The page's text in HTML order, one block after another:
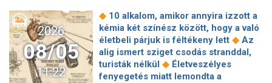
előzeteséhez, amit konkrétan a
Netflixen lehet majd megnézni ◆
Zsigmond Angi: Azóta sem volt
senkim◆A Sziget szervezői óva
intenek mindenkit attól, hogy az
alacsony vízállást kihasználva
minden pasinak be kell tartania, aki
Jennifer Lopezzel akar randizni ◆ Így
él Krug Emília, egy kis faluban talált
menedékre◆3 csillagjegynek
fordulatot ígér a hét második fele ◆
Legértékesebb magyar celebek 2026:
2026
08/05
11:22
◆ 10 alkalom, amikor annyira izzott a
kémia két színész között, hogy a való
életbeli párjuk is féltékeny lett ◆ Az
alig ismert sziget csodás stranddal,
turisták nélkül ◆ Életveszélyes
fenyegetés miatt lemondta a